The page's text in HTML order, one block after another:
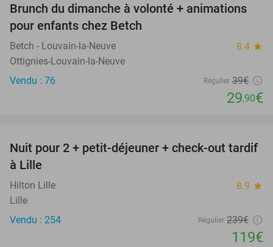
23%
Brunch du dimanche à volonté + animations
pour enfants chez Betch
Betch - Louvain-la-Neuve 8.4 star
Ottignies-Louvain-la-Neuve
Vendu : 76
Régulier 39€
29,90€
50%
Nuit pour 2 + petit-déjeuner + check-out tardif
à Lille
Hilton Lille 8.9 star
Lille
Vendu : 254
Régulier 239€
119€